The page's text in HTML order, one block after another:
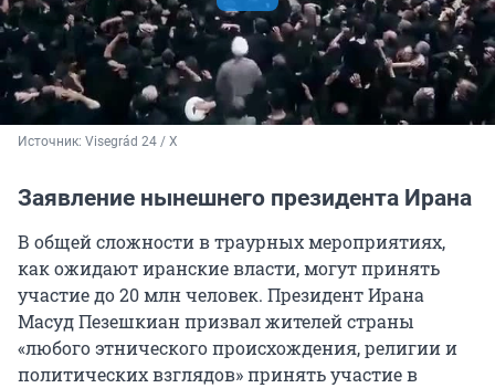
Источник: Visegrád 24 / X
Заявление нынешнего президента Ирана
В общей сложности в траурных мероприятиях,
как ожидают иранские власти, могут принять
участие до 20 млн человек. Президент Ирана
Масуд Пезешкиан призвал жителей страны
«любого этнического происхождения, религии и
политических взглядов» принять участие в